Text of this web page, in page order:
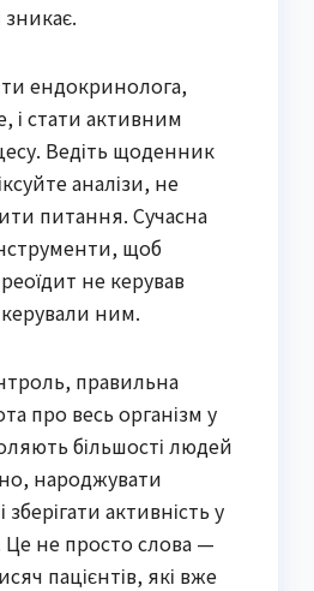
зникає.
ендокринолога,
і стати активним
Ведіть щоденник
аналізи, не
питання. Сучасна
щоб
не керував
ним.
правильна
про весь організм у
більшості людей
народжувати
зберігати активність у
Це не просто слова —
пацієнтів, які вже